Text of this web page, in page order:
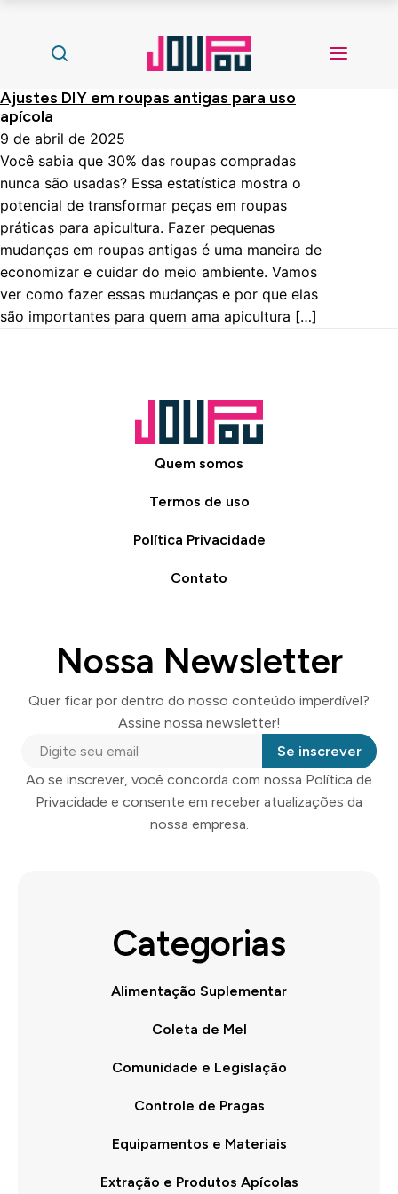
Ajustes DIY em roupas antigas para uso
apícola
9 de abril de 2025
Você sabia que 30% das roupas compradas
nunca são usadas? Essa estatística mostra o
potencial de transformar peças em roupas
práticas para apicultura. Fazer pequenas
mudanças em roupas antigas é uma maneira de
economizar e cuidar do meio ambiente. Vamos
ver como fazer essas mudanças e por que elas
são importantes para quem ama apicultura […]
Quem somos
Termos de uso
Política Privacidade
Contato
Nossa Newsletter
Quer ficar por dentro do nosso conteúdo imperdível?
Assine nossa newsletter!
Se inscrever
Ao se inscrever, você concorda com nossa Política de
Privacidade e consente em receber atualizações da
nossa empresa.
Categorias
Alimentação Suplementar
Coleta de Mel
Comunidade e Legislação
Controle de Pragas
Equipamentos e Materiais
Extração e Produtos Apícolas